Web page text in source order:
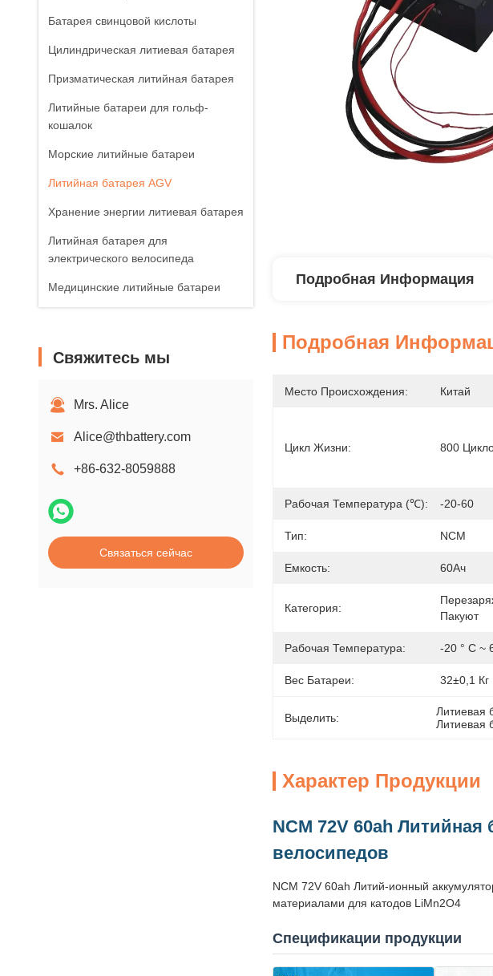
Батарея свинцовой кислоты
Цилиндрическая литиевая батарея
Призматическая литийная батарея
Литийные батареи для гольф-
кошалок
Морские литийные батареи
Литийная батарея AGV
Хранение энергии литиевая батарея
Литийная батарея для
электрического велосипеда
Медицинские литийные батареи
Свяжитесь мы
Mrs. Alice
Alice@thbattery.com
+86-632-8059888
Связаться сейчас
Подробная Информация
Подробная
Место Происхождения: Китай
Цикл Жизни: 800
Рабочая Температура (℃): -20-60
Тип: NCM
Емкость: 60Ач
Категория:
Пакуют
Рабочая Температура: -20 ° C ~
Вес Батареи: 32±0,1 Кг
Выделить: Литиевая
Литиевая
Характер Продукции
NCM 72V 60ah Литийная
велосипедов
NCM 72V 60ah Литий-ионный
материалами для катодов LiMn2O4
Спецификации продукции